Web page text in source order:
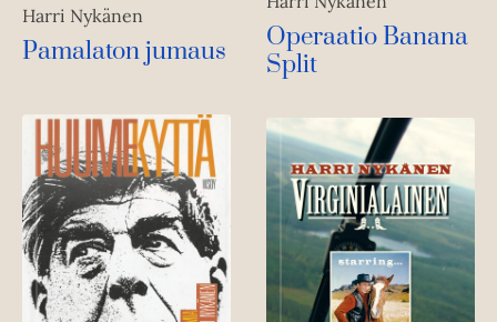
Harri Nykänen
Pamalaton jumaus
Operaatio Banana
Split